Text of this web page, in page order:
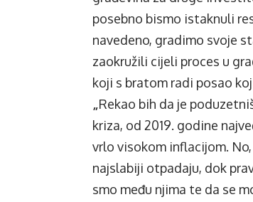
posebno bismo istaknuli
navedeno, gradimo svoje
zaokružili cijeli proces u
koji s bratom radi posao
„Rekao bih da je
kriza, od 2019. godine
vrlo visokom inflacijom.
najslabiji otpadaju, dok
smo među njima te da se